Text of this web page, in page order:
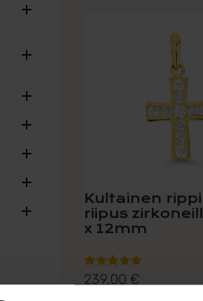
Kultainen
riipus
x 12mm
Arvostelu
239,00 €